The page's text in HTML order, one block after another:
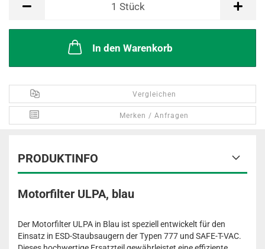
1 Stück
In den Warenkorb
Vergleichen
Merken / Anfragen
PRODUKTINFO
Motorfilter ULPA, blau
Der Motorfilter ULPA in Blau ist speziell entwickelt für den
Einsatz in ESD-Staubsaugern der Typen 777 und SAFE-T-VAC.